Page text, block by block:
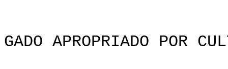
GADO APROPRIADO POR